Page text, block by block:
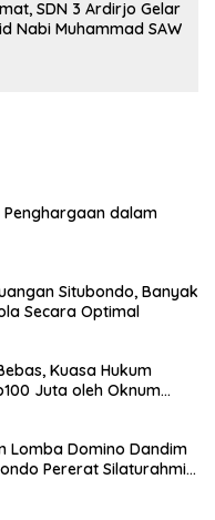
SDN 3 Ardirjo Gelar
Nabi Muhammad SAW
Penghargaan dalam
Situbondo, Banyak
Secara Optimal
Kuasa Hukum
Juta oleh Oknum
Lomba Domino Dandim
Pererat Silaturahmi